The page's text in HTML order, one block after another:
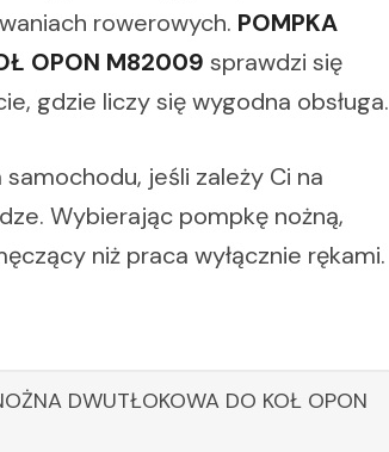
rowerowych. POMPKA
OPON M82009 sprawdzi się
gdzie liczy się wygodna obsługa.
jeśli zależy Ci na
Wybierając pompkę nożną,
niż praca wyłącznie rękami.
DWUTŁOKOWA DO KOŁ OPON